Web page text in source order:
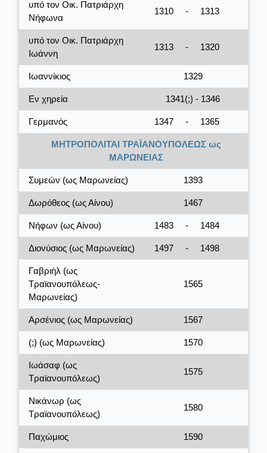
υπό τον Οικ. Πατριάρχη
Νήφωνα
1310 - 1313
υπό τον Οικ. Πατριάρχη
Ιωάννη
1313 - 1320
Ιωαννίκιος 1329
Εν χηρεία 1341(;) - 1346
Γερμανός 1347 - 1365
ΜΗΤΡΟΠΟΛΙΤΑΙ ΤΡΑΪΑΝΟΥΠΟΛΕΩΣ ως
ΜΑΡΩΝΕΙΑΣ
Συμεών (ως Μαρωνείας) 1393
Δωρόθεος (ως Αίνου) 1467
Νήφων (ως Αίνου) 1483 - 1484
Διονύσιος (ως Μαρωνείας) 1497 - 1498
Γαβριὴλ (ως
Τραϊανουπόλεως-
Μαρωνείας)
1565
Αρσένιος (ως Μαρωνείας) 1567
(;) (ως Μαρωνείας) 1570
Ιωάσαφ (ως
Τραϊανουπόλεως)
1575
Νικάνωρ (ως
Τραϊανουπόλεως)
1580
Παχώμιος 1590